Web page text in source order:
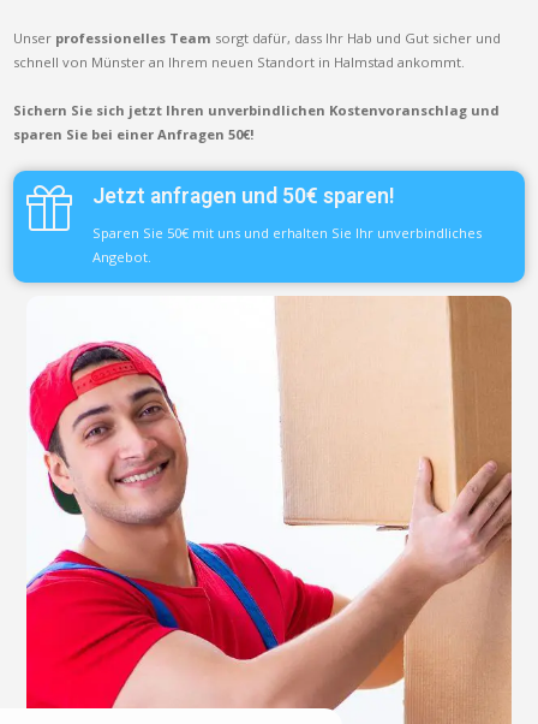
Unser professionelles Team sorgt dafür, dass Ihr Hab und Gut sicher und
schnell von Münster an Ihrem neuen Standort in Halmstad ankommt.
Sichern Sie sich jetzt Ihren unverbindlichen Kostenvoranschlag und
sparen Sie bei einer Anfragen 50€!
Jetzt anfragen und 50€ sparen!
Sparen Sie 50€ mit uns und erhalten Sie Ihr unverbindliches
Angebot.